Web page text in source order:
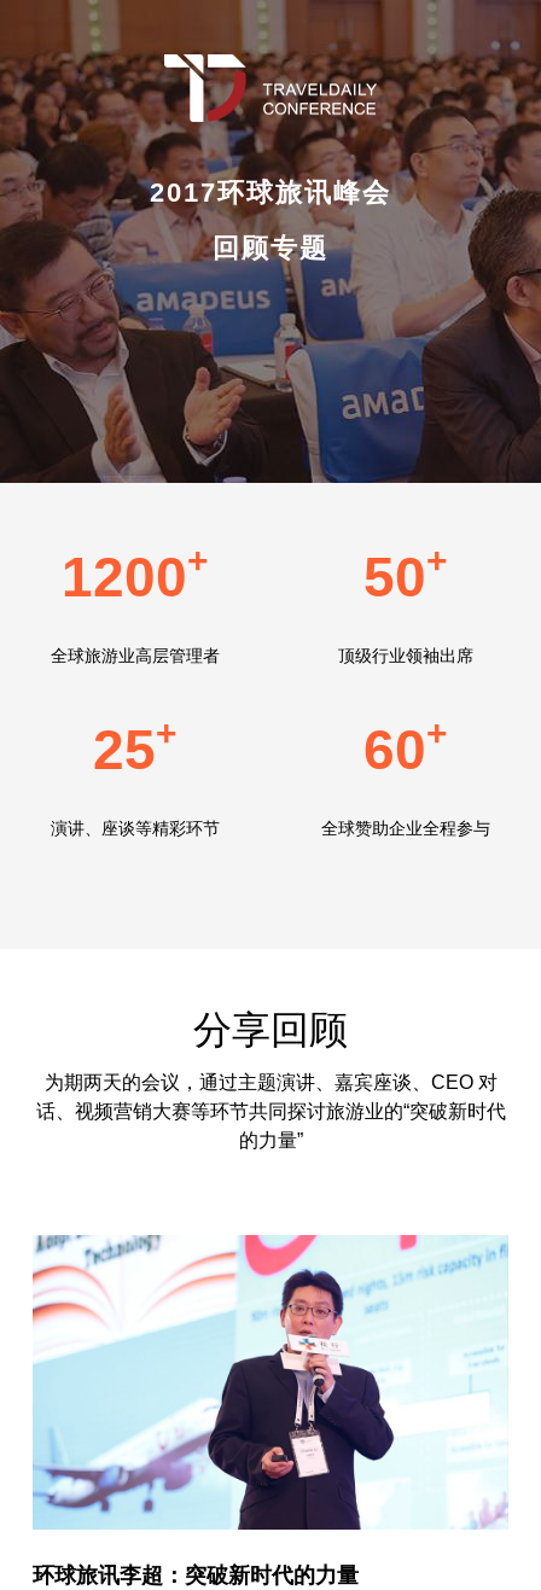
2017环球旅讯峰会
回顾专题
1200+
全球旅游业高层管理者
50+
顶级行业领袖出席
25+
演讲、座谈等精彩环节
60+
全球赞助企业全程参与
分享回顾
为期两天的会议，通过主题演讲、嘉宾座谈、CEO 对
话、视频营销大赛等环节共同探讨旅游业的“突破新时代
的力量”
环球旅讯李超：突破新时代的力量